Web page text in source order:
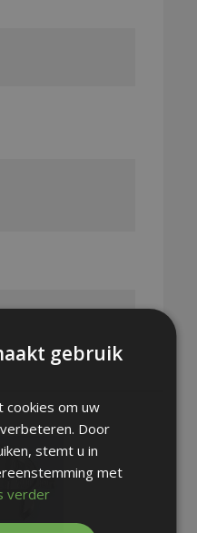
gebruik
cookies om uw
Door
stemt u in
met
verder